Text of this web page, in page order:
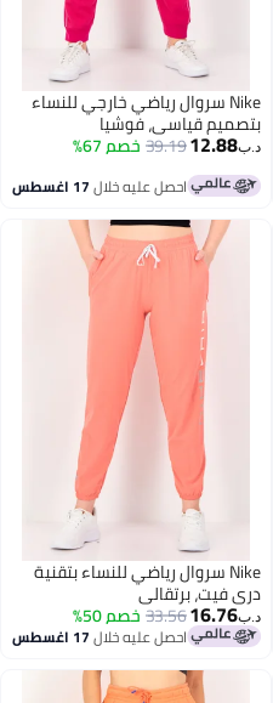
Nike سروال رياضي خارجي للنساء
بتصميم قياسي، فوشيا
د.ب‏12.88
39.19خصم 67%
احصل عليه خلال17 اغسطس
Nike سروال رياضي للنساء بتقنية
دري فيت، برتقالي
د.ب‏16.76
33.56خصم 50%
احصل عليه خلال17 اغسطس